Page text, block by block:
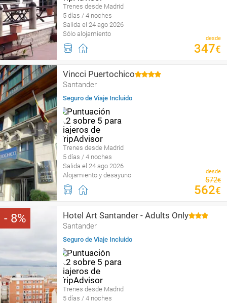
Trenes desde Madrid
5 días / 4 noches
Salida el 24 ago 2026
Sólo alojamiento
desde
347€
Vincci Puertochico
Santander
Seguro de Viaje Incluido
Trenes desde Madrid
5 días / 4 noches
Salida el 24 ago 2026
Alojamiento y desayuno
desde
572€
562€
8 Hotel Art Santander - Adults Only
Santander
Seguro de Viaje Incluido
Trenes desde Madrid
5 días / 4 noches